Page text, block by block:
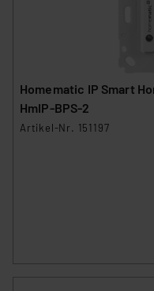
Homematic IP Smart
HmIP-BPS-2
Artikel-Nr. 151197